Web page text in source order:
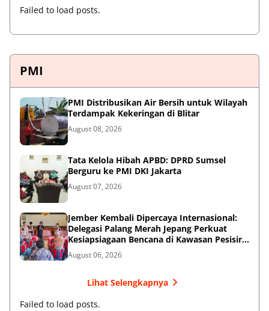
Failed to load posts.
PMI
PMI Distribusikan Air Bersih untuk Wilayah
Terdampak Kekeringan di Blitar
August 08, 2026
Tata Kelola Hibah APBD: DPRD Sumsel
Berguru ke PMI DKI Jakarta
August 07, 2026
Jember Kembali Dipercaya Internasional:
Delegasi Palang Merah Jepang Perkuat
Kesiapsiagaan Bencana di Kawasan Pesisir
dan Sekolah
August 06, 2026
Lihat Selengkapnya
Failed to load posts.